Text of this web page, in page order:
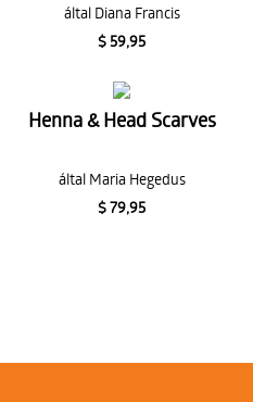
által Diana Francis
$ 59,95
Henna & Head Scarves
által Maria Hegedus
$ 79,95